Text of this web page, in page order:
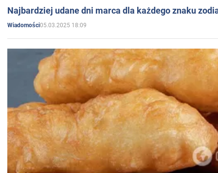
Najbardziej udane dni marca dla każdego znaku
Wiadomości05.03.2025 18:09